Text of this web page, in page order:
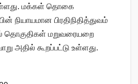
உள்ளது. மக்கள் தொகை
நியாயமான பிரதிநிதித்துவம்
தொகுதிகள் மறுவரையறை
அதில் கூறப்பட்டு உள்ளது.